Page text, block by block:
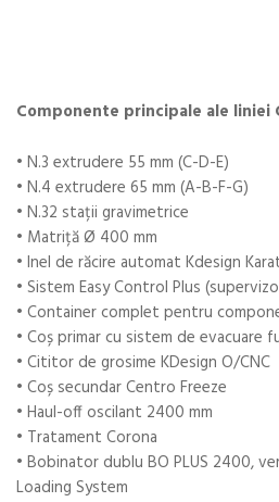
Componente principale ale liniei
• N.3 extrudere 55 mm (C-D-E)
• N.4 extrudere 65 mm (A-B-F-G)
• N.32 stații gravimetrice
• Matriță Ø 400 mm
• Inel de răcire automat Kdesign
• Sistem Easy Control Plus
• Container complet pentru
• Coș primar cu sistem de evacuare
• Cititor de grosime KDesign O/CNC
• Coș secundar Centro Freeze
• Haul-off oscilant 2400 mm
• Tratament Corona
• Bobinator dublu BO PLUS 2400,
Loading System